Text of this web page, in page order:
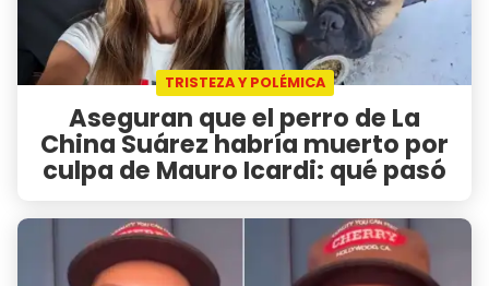
TRISTEZA Y POLÉMICA
Aseguran que el perro de La
China Suárez habría muerto por
culpa de Mauro Icardi: qué pasó